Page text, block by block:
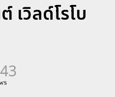
เวิลด์โรโบ